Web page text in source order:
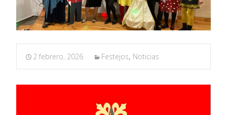
2 febrero, 2026 Festejos, Noticias